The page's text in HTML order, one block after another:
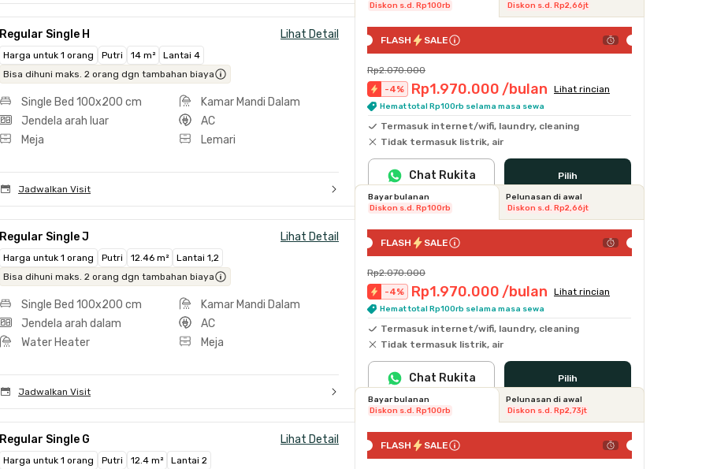
Regular Single H Lihat Detail
Harga untuk 1 orang Putri 14 m²
Lantai 4
Bisa dihuni maks. 2 orang dgn tambahan biaya
Single Bed 100x200 cm
Kamar Mandi Dalam
Jendela arah luar
AC
Meja
Lemari
Jadwalkan Visit
Diskon s.d. Rp100rb
Diskon s.d. Rp2,66jt
FLASH SALE
Rp2.070.000
-4% Rp1.970.000 /bulan Lihat rincian
Hemat total Rp100rb selama masa sewa
Termasuk internet/wifi, laundry, cleaning
Tidak termasuk listrik, air
Pilih
Chat Rukita
Regular Single J Lihat Detail
Harga untuk 1 orang Putri 12.46 m²
Lantai 1,2
Bisa dihuni maks. 2 orang dgn tambahan biaya
Single Bed 100x200 cm
Kamar Mandi Dalam
Jendela arah dalam
AC
Water Heater
Meja
Jadwalkan Visit
Bayar bulanan
Diskon s.d. Rp100rb
Pelunasan di awal
Diskon s.d. Rp2,66jt
FLASH SALE
Rp2.070.000
-4% Rp1.970.000 /bulan Lihat rincian
Hemat total Rp100rb selama masa sewa
Termasuk internet/wifi, laundry, cleaning
Tidak termasuk listrik, air
Pilih
Chat Rukita
Regular Single G Lihat Detail
Harga untuk 1 orang Putri 12.4 m²
Lantai 2
Bayar bulanan
Diskon s.d. Rp100rb
Pelunasan di awal
Diskon s.d. Rp2,73jt
FLASH SALE